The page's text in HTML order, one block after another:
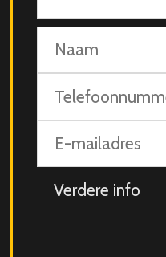
personen
mailadres
Aanvullende
info